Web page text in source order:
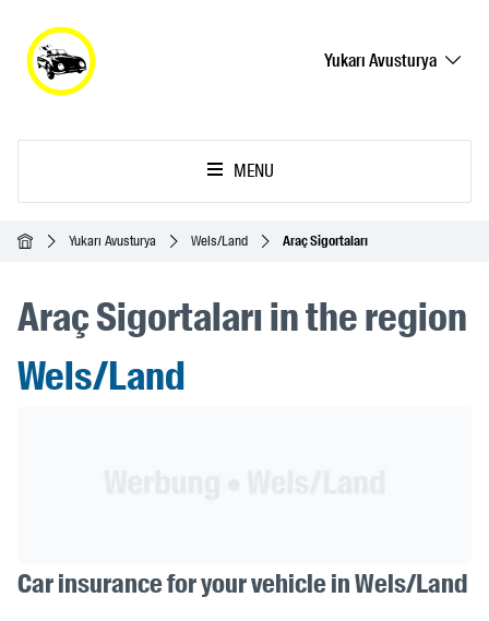
Yukarı Avusturya
MENU
Ana SayfaYukarı Avusturya Wels/Land Araç Sigortaları
Araç Sigortaları in the region
Wels/Land
Car insurance for your vehicle in Wels/Land